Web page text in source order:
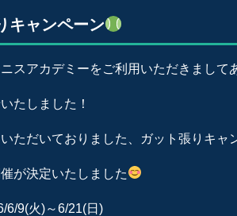
キャンペーン
スアカデミーをご利用いただきまして
たしました！
ただいておりました、ガット張りキャ
が決定いたしました
6/9(火)～6/21(日)